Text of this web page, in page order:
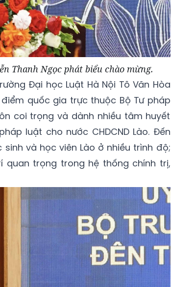
Thanh Ngọc phát biểu chào mừng.
Đại học Luật Hà Nội Tô Văn Hòa
quốc gia trực thuộc Bộ Tư pháp
coi trọng và dành nhiều tâm huyết
luật cho nước CHDCND Lào. Đến
và học viên Lào ở nhiều trình độ;
quan trọng trong hệ thống chính trị,